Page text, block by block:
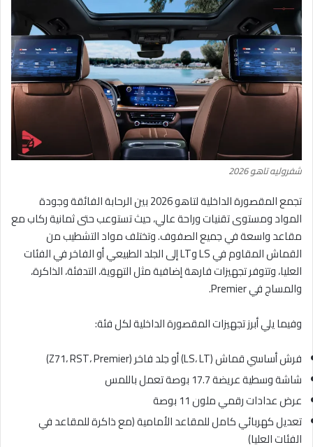
شفروليه تاهو 2026
تجمع المقصورة الداخلية لتاهو 2026 بين الرحابة الفائقة وجودة
المواد ومستوى تقنيات وراحة عالي، حيث تستوعب حتى ثمانية ركاب مع
مقاعد واسعة في جميع الصفوف. وتختلف مواد التشطيب من
القماش المقاوم في LS وLT إلى الجلد الطبيعي أو الفاخر في الفئات
العليا، وتتوفر تجهيزات فارهة إضافية مثل التهوية، التدفئة، الذاكرة،
والمساج في Premier.
وفيما يلي أبرز تجهيزات المقصورة الداخلية لكل فئة:
فرش أساسي قماش (LS، LT) أو جلد فاخر (Z71، RST، Premier)
شاشة وسطية عريضة 17.7 بوصة تعمل باللمس
عرض عدادات رقمي ملون 11 بوصة
تعديل كهربائي كامل للمقاعد الأمامية (مع ذاكرة للمقاعد في
الفئات العليا)